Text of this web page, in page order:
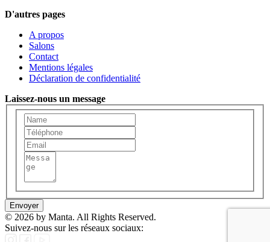
D'autres pages
A propos
Salons
Contact
Mentions légales
Déclaration de confidentialité
Laissez-nous un message
Envoyer
© 2026 by Manta. All Rights Reserved.
Suivez-nous sur les réseaux sociaux: